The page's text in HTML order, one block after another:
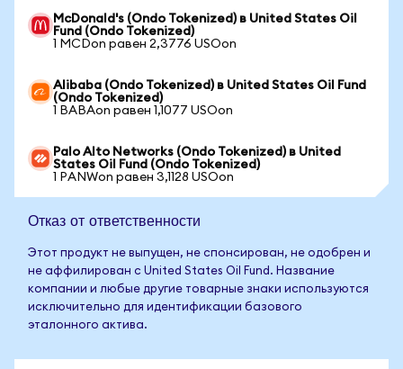
McDonald's (Ondo Tokenized) в United States Oil
Fund (Ondo Tokenized)
1 MCDon равен 2,3776 USOon
Alibaba (Ondo Tokenized) в United States Oil Fund
(Ondo Tokenized)
1 BABAon равен 1,1077 USOon
Palo Alto Networks (Ondo Tokenized) в United
States Oil Fund (Ondo Tokenized)
1 PANWon равен 3,1128 USOon
Отказ от ответственности
Этот продукт не выпущен, не спонсирован, не одобрен и
не аффилирован с United States Oil Fund. Название
компании и любые другие товарные знаки используются
исключительно для идентификации базового
эталонного актива.